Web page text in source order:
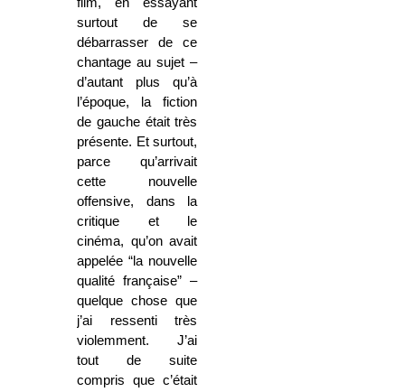
surtout de se
débarrasser de ce
chantage au sujet –
d’autant plus qu’à
l’époque, la fiction
de gauche était très
présente. Et surtout,
parce qu’arrivait
cette nouvelle
offensive, dans la
critique et le
cinéma, qu’on avait
appelée “la nouvelle
qualité française” –
quelque chose que
j’ai ressenti très
violemment. J’ai
tout de suite
compris que c’était